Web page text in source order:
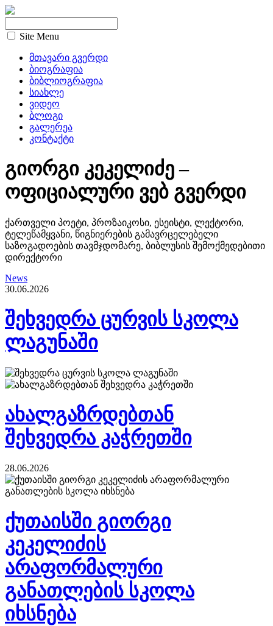
Site Menu
მთავარი გვერდი
ბიოგრაფია
ბიბლიოგრაფია
სიახლე
ვიდეო
ბლოგი
გალერეა
კონტაქტი
გიორგი კეკელიძე –
ოფიციალური ვებ გვერდი
ქართველი პოეტი, პროზაიკოსი, ესეისტი, ლექტორი,
ტელეწამყვანი, წიგნიერების გამავრცელებელი
საზოგადოების თავმჯდომარე, ბიბლუსის შემოქმედებითი
დირექტორი
News
30.06.2026
შეხვედრა ცურვის სკოლა
ლაგუნაში
ახალგაზრდებთან
შეხვედრა კაჭრეთში
28.06.2026
ქუთაისში გიორგი
კეკელიძის
არაფორმალური
განათლების სკოლა
იხსნება